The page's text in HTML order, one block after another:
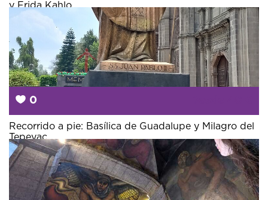
y Frida Kahlo
0
Recorrido a pie: Basílica de Guadalupe y Milagro del
Tepeyac